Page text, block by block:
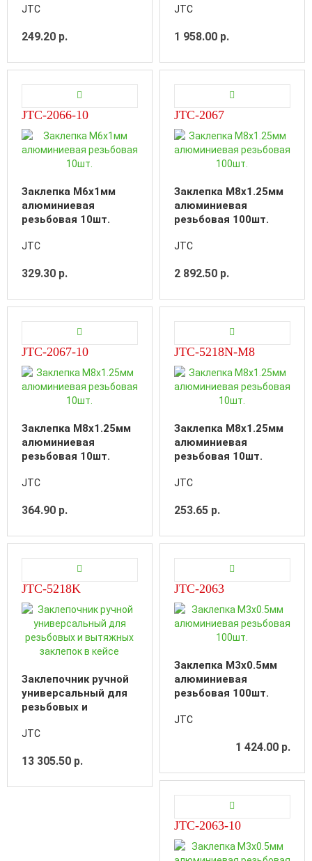
JTC
249.20 р.
JTC
1 958.00 р.
JTC-2066-10
Заклепка M6х1мм
алюминиевая
резьбовая 10шт.
JTC
329.30 р.
JTC-2067
Заклепка M8х1.25мм
алюминиевая
резьбовая 100шт.
JTC
2 892.50 р.
JTC-2067-10
Заклепка M8х1.25мм
алюминиевая
резьбовая 10шт.
JTC
364.90 р.
JTC-5218N-M8
Заклепка M8х1.25мм
алюминиевая
резьбовая 10шт.
JTC
253.65 р.
JTC-5218K
Заклепочник ручной
универсальный для
резьбовых и
кейсе
JTC
13 305.50 р.
JTC-2063
Заклепка M3х0.5мм
алюминиевая
резьбовая 100шт.
JTC
1 424.00 р.
JTC-2063-10